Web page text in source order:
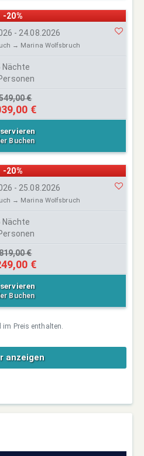
-20%
- 24.08.2026
→ Marina Wolfsbruch
Nächte
€
€
Buchen
-20%
- 25.08.2026
→ Marina Wolfsbruch
Nächte
€
€
Buchen
im Preis enthalten.
anzeigen